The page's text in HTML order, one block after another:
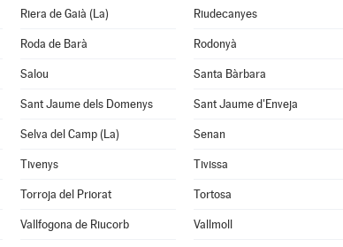
Riera de Gaià (La) Riudecanyes
Roda de Barà Rodonyà
Salou Santa Bàrbara
Sant Jaume dels Domenys Sant Jaume d'Enveja
Selva del Camp (La) Senan
Tivenys Tivissa
Torroja del Priorat Tortosa
Vallfogona de Riucorb Vallmoll